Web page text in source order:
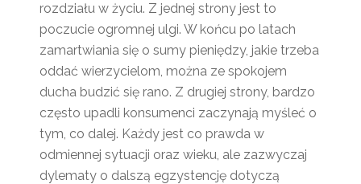
rozdziału w życiu. Z jednej strony jest to
poczucie ogromnej ulgi. W końcu po latach
zamartwiania się o sumy pieniędzy, jakie trzeba
oddać wierzycielom, można ze spokojem
ducha budzić się rano. Z drugiej strony, bardzo
często upadli konsumenci zaczynają myśleć o
tym, co dalej. Każdy jest co prawda w
odmiennej sytuacji oraz wieku, ale zazwyczaj
dylematy o dalszą egzystencję dotyczą